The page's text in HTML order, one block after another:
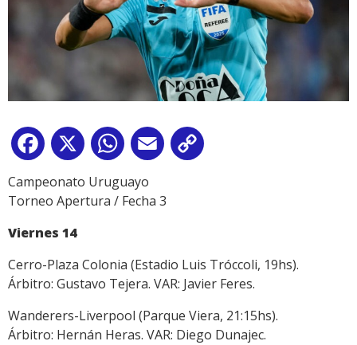
Facebook
X WhatsApp
Email
Campeonato Uruguayo
Torneo Apertura / Fecha 3
Viernes 14
Cerro-Plaza Colonia (Estadio Luis Tróccoli, 19hs).
Árbitro: Gustavo Tejera. VAR: Javier Feres.
Wanderers-Liverpool (Parque Viera, 21:15hs).
Árbitro: Hernán Heras. VAR: Diego Dunajec.